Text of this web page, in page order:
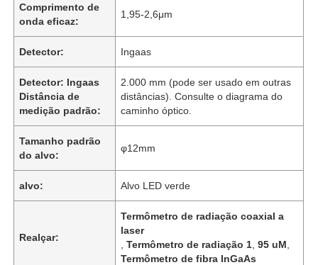
Comprimento de
onda eficaz:
1,95-2,6μm
Detector: Ingaas
Detector: Ingaas
Distância de
medição padrão:
2.000 mm (pode ser usado em outras
distâncias). Consulte o diagrama do
caminho óptico.
Tamanho padrão
do alvo:
φ12mm
alvo: Alvo LED verde
Realçar:
Termômetro de radiação coaxial a
laser
,Termômetro de radiação 1 ,95 uM
Termômetro de fibra InGaAs